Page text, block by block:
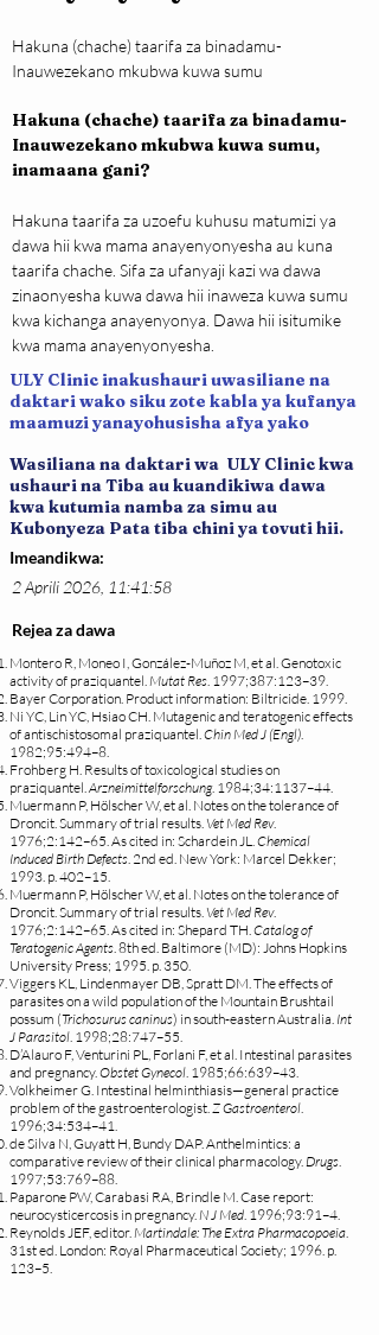
Hakuna (chache) taarifa za binadamu-
Inauwezekano mkubwa kuwa sumu
Hakuna (chache) taarifa za binadamu-
Inauwezekano mkubwa kuwa sumu,
inamaana gani?
Hakuna taarifa za uzoefu kuhusu matumizi ya
dawa hii kwa mama anayenyonyesha au kuna
taarifa chache. Sifa za ufanyaji kazi wa dawa
zinaonyesha kuwa dawa hii inaweza kuwa sumu
kwa kichanga anayenyonya. Dawa hii isitumike
kwa mama anayenyonyesha.
ULY Clinic inakushauri uwasiliane na
daktari wako siku zote kabla ya kufanya
maamuzi yanayohusisha afya yako
Wasiliana na daktari wa ULY Clinic kwa
ushauri na Tiba au kuandikiwa dawa
kwa kutumia namba za simu au
Kubonyeza Pata tiba chini ya tovuti hii.
Imeandikwa:
2 Aprili 2026, 11:41:58
Rejea za dawa
Montero R, Moneo I, González-Muñoz M, et al. Genotoxic
activity of praziquantel.Mutat Res. 1997;387:123–39.
Bayer Corporation. Product information: Biltricide. 1999.
Ni YC, Lin YC, Hsiao CH. Mutagenic and teratogenic effects
of antischistosomal praziquantel.Chin Med J (Engl).
1982;95:494–8.
Frohberg H. Results of toxicological studies on
praziquantel.Arzneimittelforschung. 1984;34:1137–44.
Muermann P, Hölscher W, et al. Notes on the tolerance of
Droncit. Summary of trial results.Vet Med Rev.
1976;2:142–65. As cited in: Schardein JL.Chemical
Induced Birth Defects. 2nd ed. New York: Marcel Dekker;
1993. p. 402–15.
Muermann P, Hölscher W, et al. Notes on the tolerance of
Droncit. Summary of trial results.Vet Med Rev.
1976;2:142–65. As cited in: Shepard TH.Catalog of
Teratogenic Agents. 8th ed. Baltimore (MD): Johns Hopkins
University Press; 1995. p. 350.
Viggers KL, Lindenmayer DB, Spratt DM. The effects of
parasites on a wild population of the Mountain Brushtail
possum (Trichosurus caninus) in south-eastern Australia. Int
J Parasitol. 1998;28:747–55.
D’Alauro F, Venturini PL, Forlani F, et al. Intestinal parasites
and pregnancy.Obstet Gynecol. 1985;66:639–43.
Volkheimer G. Intestinal helminthiasis—general practice
problem of the gastroenterologist.Z Gastroenterol.
1996;34:534–41.
de Silva N, Guyatt H, Bundy DAP. Anthelmintics: a
comparative review of their clinical pharmacology.Drugs.
1997;53:769–88.
Paparone PW, Carabasi RA, Brindle M. Case report:
neurocysticercosis in pregnancy.N J Med. 1996;93:91–4.
Reynolds JEF, editor.Martindale: The Extra Pharmacopoeia.
31st ed. London: Royal Pharmaceutical Society; 1996. p.
123–5.